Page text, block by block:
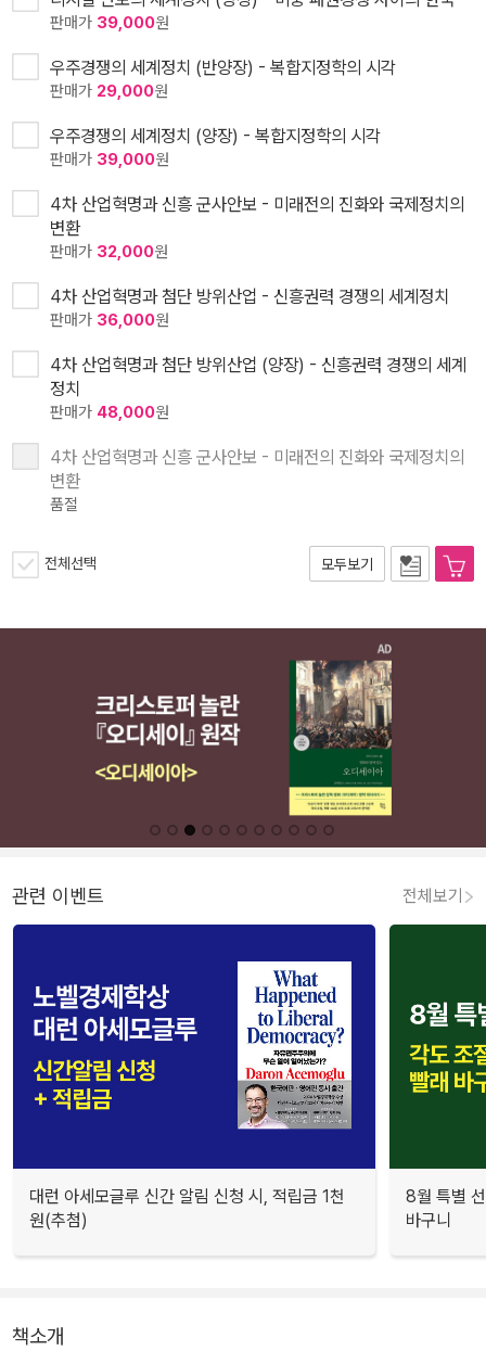
판매가 39,000원
우주경쟁의 세계정치 (반양장) - 복합지정학의 시각
판매가 29,000원
우주경쟁의 세계정치 (양장) - 복합지정학의 시각
판매가 39,000원
4차 산업혁명과 신흥 군사안보 - 미래전의 진화와 국제정치의
변환
판매가 32,000원
4차 산업혁명과 첨단 방위산업 - 신흥권력 경쟁의 세계정치
판매가 36,000원
4차 산업혁명과 첨단 방위산업 (양장) - 신흥권력 경쟁의 세계
정치
판매가 48,000원
4차 산업혁명과 신흥 군사안보 - 미래전의 진화와 국제정치의
변환
품절
전체선택 모두보기
관련 이벤트 전체보기
대런 아세모글루 신간 알림 신청 시, 적립금 1천
원(추첨)
8월 특별
바구니
책소개